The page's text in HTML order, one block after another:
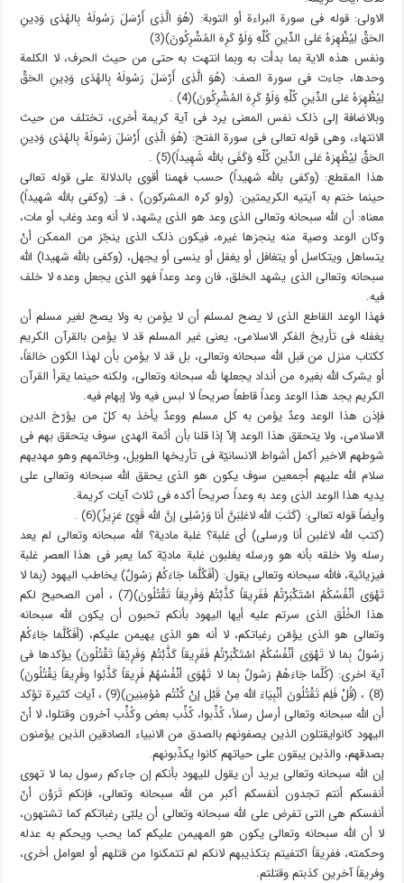
الاولى: قوله فی سورة البراءة أو التوبة: (هُوَ الَّذِی أَرْسَلَ رَسُولَهُ بِالهُدَى وَدِینِ
الحَقِّ لِیُظْهِرَهُ عَلى الدِّینِ کُلِّهِ وَلَوْ کَرِهَ المُشْرِکُونَ)(3)
ونفس هذه الایة بما بدأت به وبما انتهت به حتى من حیث الحرف، لا الکلمة
وحدها، جاءت فی سورة الصف: (هُوَ الَّذِی أَرْسَلَ رَسُولَهُ بِالهُدَى وَدِینِ الحَقِّ
لِیُظْهِرَهُ عَلى الدِّینِ کُلِّهِ وَلَوْ کَرِهَ المُشْرِکُونَ)(4) .
وبالاضافة إلى ذلک نفس المعنى یرد فی آیة کریمة أخرى، تختلف من حیث
الانتهاء، وهی قوله تعالى فی سورة الفتح: (هُوَ الَّذِی أَرْسَلَ رَسُولَهُ بِالهُدَى وَدِینِ
الحَقِّ لِیُظْهِرَهُ عَلى الدِّینِ کُلِّهِ وَکَفَى بالله شَهِیداً)(5) .
هذا المقطع: (وکفى بالله شهیداً) حسب فهمنا أقوى بالدلالة على قوله تعالى
حینما ختم به آیتیه الکریمتین: (ولو کره المشرکون) ، فـ: (وکفى بالله شهیداً)
معناه: أن الله سبحانه وتعالى الذی وعد هو الذی یشهد، لا أنه وعد وغاب أو مات،
وکان الوعد وصیة منه ینجزها غیره، فیکون ذلک الذی ینجّز من الممکن أنْ
یتساهل ویتکاسل أو یتغافل أو یغفل أو ینسى أو یجهل، (وکفى بالله شهیدا) الله
سبحانه وتعالى الذی یشهد الخلق، فان وعد وعداً فهو الذی یجعل وعده لا خلف
فیه.
فهذا الوعد القاطع الذی لا یصح لمسلم أن لا یؤمن به ولا یصح لغیر مسلم أن
یغفله فی تأریخ الفکر الاسلامی، یعنی غیر المسلم قد لا یؤمن بالقرآن الکریم
ککتاب منزل من قبل الله سبحانه وتعالى، بل قد لا یؤمن بأن لهذا الکون خالقاً،
أو یشرک الله بغیره من أنداد یجعلها لله سبحانه وتعالى، ولکنه حینما یقرأ القرآن
الکریم یجد هذا الوعد وعداً قاطعاً صریحاً لا لبس فیه ولا إبهام فیه.
فإذن هذا الوعد وعدٌ یؤمن به کل مسلم ووعدٌ یأخذ به کلّ من یؤرّخ الدین
الاسلامی، ولا یتحقق هذا الوعد إلاّ إذا قلنا بأن أئمة الهدى سوف یتحقق بهم فی
شوطهم الاخیر أکمل أشواط الانسانیّة فی تأریخها الطویل، وخاتمهم وهو مهدیهم
سلام الله علیهم أجمعین سوف یکون هو الذی یحقق الله سبحانه وتعالى على
یدیه هذا الوعد الذی وعد به وعداً صریحاً أکده فی ثلاث آیات کریمة.
وأیضاً قوله تعالى: (کَتَبَ الله لاغلِبَنَّ أنا وَرُسُلِی إنَّ الله قَوِیّ عَزِیزٌ)(6) .
(کتب الله لاغلبن أنا ورسلی) أی غلبة؟ غلبة مادیة؟ الله سبحانه وتعالى لم یعد
رسله ولا خلقه بأنه هو ورسله یغلبون غلبة مادیّة کما یعبر فی هذا العصر غلبة
فیزیائیة، فالله سبحانه وتعالى یقول: (أفَکُلَّمَا جَاءَکُمْ رَسُولٌ) یخاطب الیهود (بِمَا لا
تَهْوَى أنْفُسُکُمُ اسْتَکْبَرْتُمْ فَفَرِیقاً کَذَّبْتُمْ وَفَرِیقاً تَقْتُلُونَ)(7) ، أمن الصحیح لکم
هذا الخُلُق الذی سرتم علیه أیها الیهود بأنکم تحبون أن یکون الله سبحانه
وتعالى هو الذی یؤمّن رغباتکم، لا أنه هو الذی یهیمن علیکم، (أفَکُلَّمَا جَاءَکُمْ
رَسُولٌ بِمَا لا تَهْوَى أنْفُسُکُمُ اسْتَکْبَرْتُمْ فَفَرِیقاً کَذَّبْتُمْ وَفَرِیْقاً تَقْتُلُونَ) یؤکدها فی
آیة اخرى: (کُلَّما جَاءَهُمْ رَسُولٌ بِمَا لا تَهْوَى أنْفُسُهُمْ فَرِیقاً کَذَّبُوا وفَرِیقاً یَقْتُلُونَ)
(8) ، (قُلْ فَلِمَ تَقْتُلُونَ أنْبِیَاءَ الله مِنْ قَبْل إنْ کُنْتُم مُؤمِنِین)(9) ، آیات کثیرة تؤکد
أن الله سبحانه وتعالى أرسل رسلاً، کُذِّبوا، کُذِّب بعض وکُذِّب آخرون وقتلوا، لا أنّ
الیهود کانوایقتلون الذین یصفونهم بالصدق من الانبیاء الصادقین الذین یؤمنون
بصدقهم، والذین یبقون على حیاتهم کانوا یکذّبونهم.
إن الله سبحانه وتعالى یرید أن یقول للیهود بأنکم إن جاءکم رسول بما لا تهوى
أنفسکم أنتم تجدون أنفسکم أکبر من الله سبحانه وتعالى، فإنکم تَرَوْن أنّ
أنفسکم هی التی تفرض على الله سبحانه وتعالى أن یلبّی رغباتکم کما تشتهون،
لا أن الله سبحانه وتعالى یکون هو المهیمن علیکم کما یحب ویحکم به عدله
وحکمته، ففریقاً اکتفیتم بتکذیبهم لانکم لم تتمکنوا من قتلهم أو لعوامل أخرى،
وفریقاً آخرین کذبتم وقتلتم.